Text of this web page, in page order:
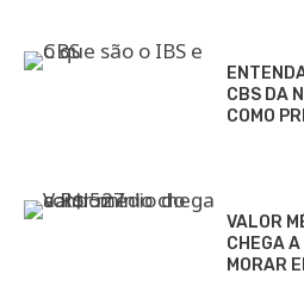
CBS DA
COMO
VALOR
CHEGA
MORAR